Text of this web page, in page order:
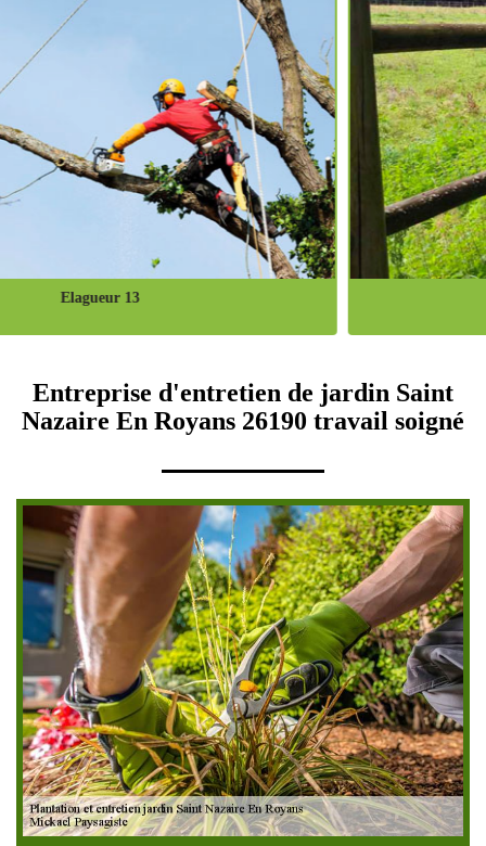
Entreprise d'entretien de jardin Saint
Nazaire En Royans 26190 travail soigné